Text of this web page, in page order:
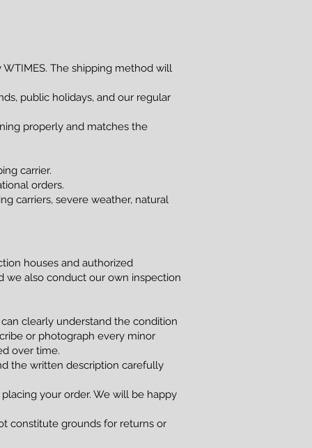
WTIMES. The shipping method will
public holidays, and our regular
properly and matches the
carrier.
orders.
carriers, severe weather, natural
houses and authorized
we also conduct our own inspection
clearly understand the condition
or photograph every minor
over time.
the written description carefully
your order. We will be happy
constitute grounds for returns or